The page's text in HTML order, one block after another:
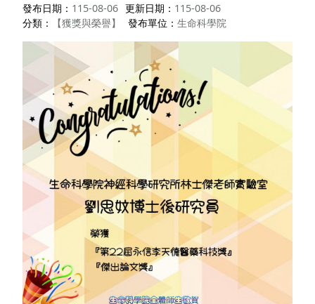
發布日期 115-08-06 更新日期
115-08-06
分類
【獲獎與榮譽】 發布單位 生命科學院